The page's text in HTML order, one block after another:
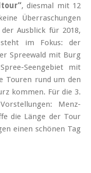
, diesmal mit 12
Überraschungen
Ausblick für 2018,
im Fokus: der
Spreewald mit Burg
Seengebiet mit
Touren rund um den
kommen. Für die 3.
Menz-
die Länge der Tour
einen schönen Tag